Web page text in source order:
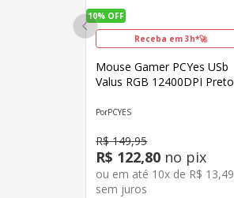
10% OFF
Receba em 3h*🚀
Mouse Gamer PCYes USb
Valus RGB 12400DPI Preto
PCYES
R$ 149,95
R$ 122,80 no pix
ou em até 10x de R$ 13,49
sem juros